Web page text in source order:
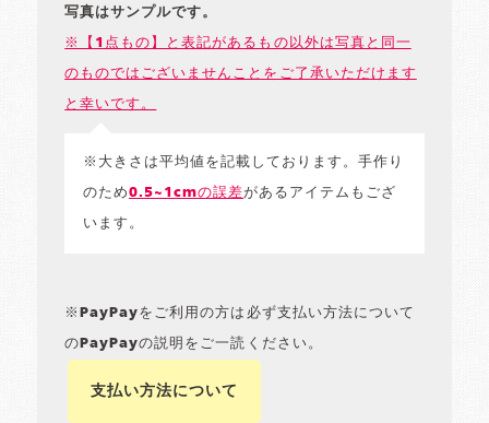
写真はサンプルです。
※【1点もの】と表記があるもの以外は写真と同一
のものではございませんことをご了承いただけます
と幸いです。
※大きさは平均値を記載しております。手作り
のため0.5~1cmの誤差があるアイテムもござ
います。
※PayPayをご利用の方は必ず支払い方法について
のPayPayの説明をご一読ください。
支払い方法について